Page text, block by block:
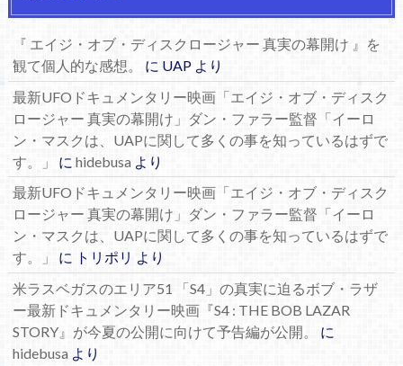
『 エイジ・オブ・ディスクロージャー 真実の幕開け 』を
観て個人的な感想。
に UAPより
最新UFOドキュメンタリー映画「エイジ・オブ・ディスク
ロージャー 真実の幕開け」ダン・ファラー監督「イーロ
ン・マスクは、UAPに関して多くの事を知っているはずで
す。」
に hidebusaより
最新UFOドキュメンタリー映画「エイジ・オブ・ディスク
ロージャー 真実の幕開け」ダン・ファラー監督「イーロ
ン・マスクは、UAPに関して多くの事を知っているはずで
す。」
に トリポリ より
米ラスベガスのエリア51 「S4」の真実に迫るボブ・ラザ
ー最新ドキュメンタリー映画『S4 : THE BOB LAZAR
STORY』が今夏の公開に向けて予告編が公開。
に
hidebusaより